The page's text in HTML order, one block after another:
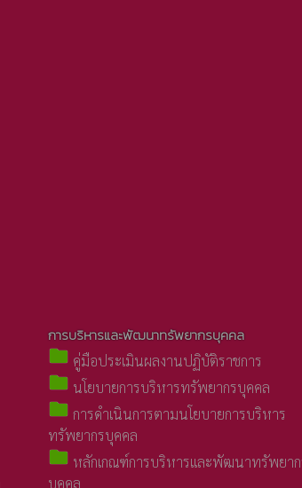
การบริหารและพัฒนาทรัพยากรบุคคล
folder คู่มือประเมินผลงานปฏิบัติราชการ
folder นโยบายการบริหารทรัพยากรบุคคล
folder การดำเนินการตามนโยบายการบริหาร
ทรัพยากรบุคคล
folder หลักเกณฑ์การบริหารและพัฒนาทรัพยา
บุคคล